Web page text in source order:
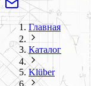
Главная
Каталог
Klüber